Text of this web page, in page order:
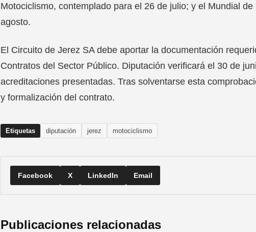
Motociclismo, contemplado para el 26 de julio; y el Mundial
agosto.
El Circuito de Jerez SA debe aportar la documentación
Contratos del Sector Público. Diputación verificará el 30 de
acreditaciones presentadas. Tras solventarse esta
y formalización del contrato.
Etiquetas diputación jerez motociclismo
Facebook X LinkedIn Email
Publicaciones relacionadas